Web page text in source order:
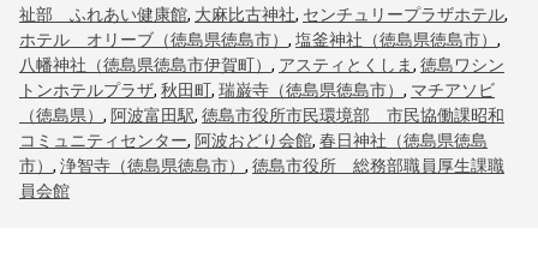
祉部 ふれあい健康館, 大麻比古神社, センチュリープラザホテル,
ホテル オリーブ（徳島県徳島市） , 塩釜神社（徳島県徳島市） ,
八幡神社（徳島県徳島市伊賀町） , アスティとくしま, 徳島ワシン
トンホテルプラザ, 秋田町, 瑞巌寺（徳島県徳島市） , マチアソビ
（徳島県） , 阿波富田駅, 徳島市役所市民環境部 市民協働課昭和
コミュニティセンター, 阿波おどり会館, 春日神社（徳島県徳島
市） , 浄智寺（徳島県徳島市） , 徳島市役所 総務部職員厚生課職
員会館